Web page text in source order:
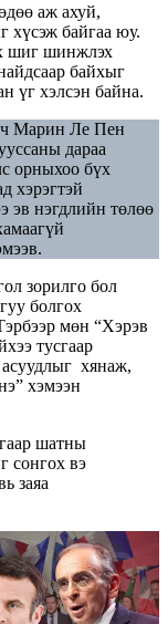
аж ахуй,
хүсэж байгаа юу.
шиг шинжлэх
байхыг
үг хэлсэн байна.
Марин Ле Пен
дараа
орныхоо бүх
хэрэгтэй
эв нэгдлийн төлөө
зорилго бол
болгох
мөн “Хэрэв
тусгаар
асуудлыг хянаж,
хэмээн
шатны
сонгох вэ
заяа